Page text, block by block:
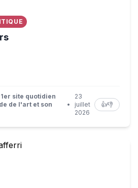
site quotidien
de l'art et son
•
23
juillet
2026
👍👎